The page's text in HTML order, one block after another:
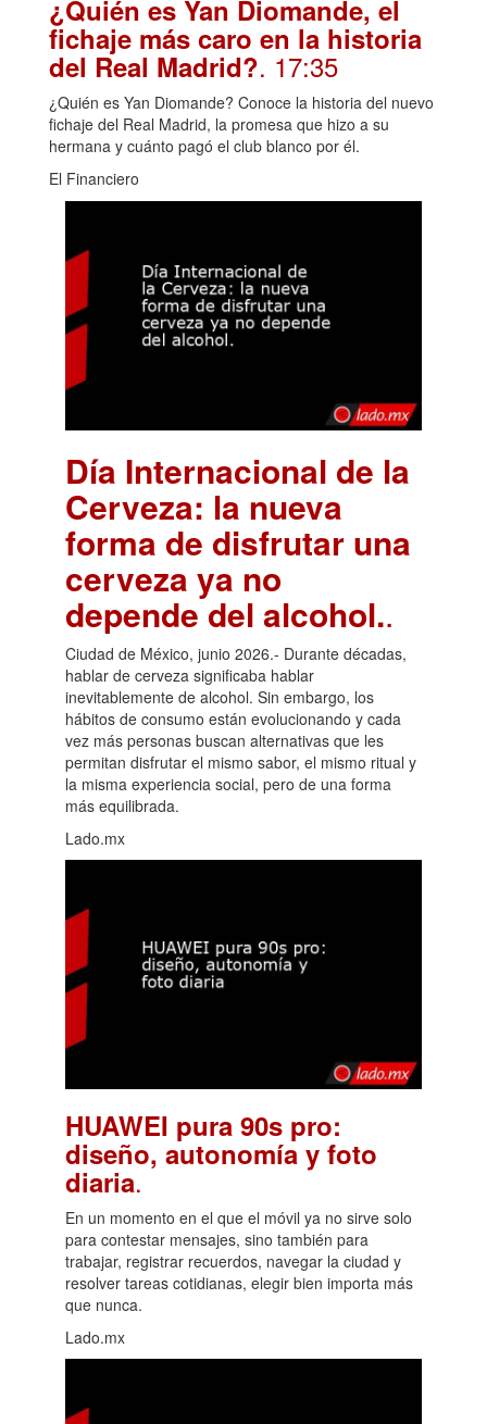
¿Quién es Yan Diomande, el
fichaje más caro en la historia
del Real Madrid?. 17:35
¿Quién es Yan Diomande? Conoce la historia del nuevo
fichaje del Real Madrid, la promesa que hizo a su
hermana y cuánto pagó el club blanco por él.
El Financiero
Día Internacional de la
Cerveza: la nueva
forma de disfrutar una
cerveza ya no
depende del alcohol..
Ciudad de México, junio 2026.- Durante décadas,
hablar de cerveza significaba hablar
inevitablemente de alcohol. Sin embargo, los
hábitos de consumo están evolucionando y cada
vez más personas buscan alternativas que les
permitan disfrutar el mismo sabor, el mismo ritual y
la misma experiencia social, pero de una forma
más equilibrada.
Lado.mx
HUAWEI pura 90s pro:
diseño, autonomía y foto
diaria.
En un momento en el que el móvil ya no sirve solo
para contestar mensajes, sino también para
trabajar, registrar recuerdos, navegar la ciudad y
resolver tareas cotidianas, elegir bien importa más
que nunca.
Lado.mx